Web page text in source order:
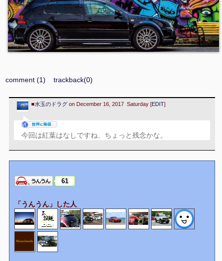
comment (1) trackback(0)
■水玉のドラグon December 16, 2017 Saturday [EDIT]
今回は紅葉はなしですね、ちょっと残念かな。
61
「うんうん」した人